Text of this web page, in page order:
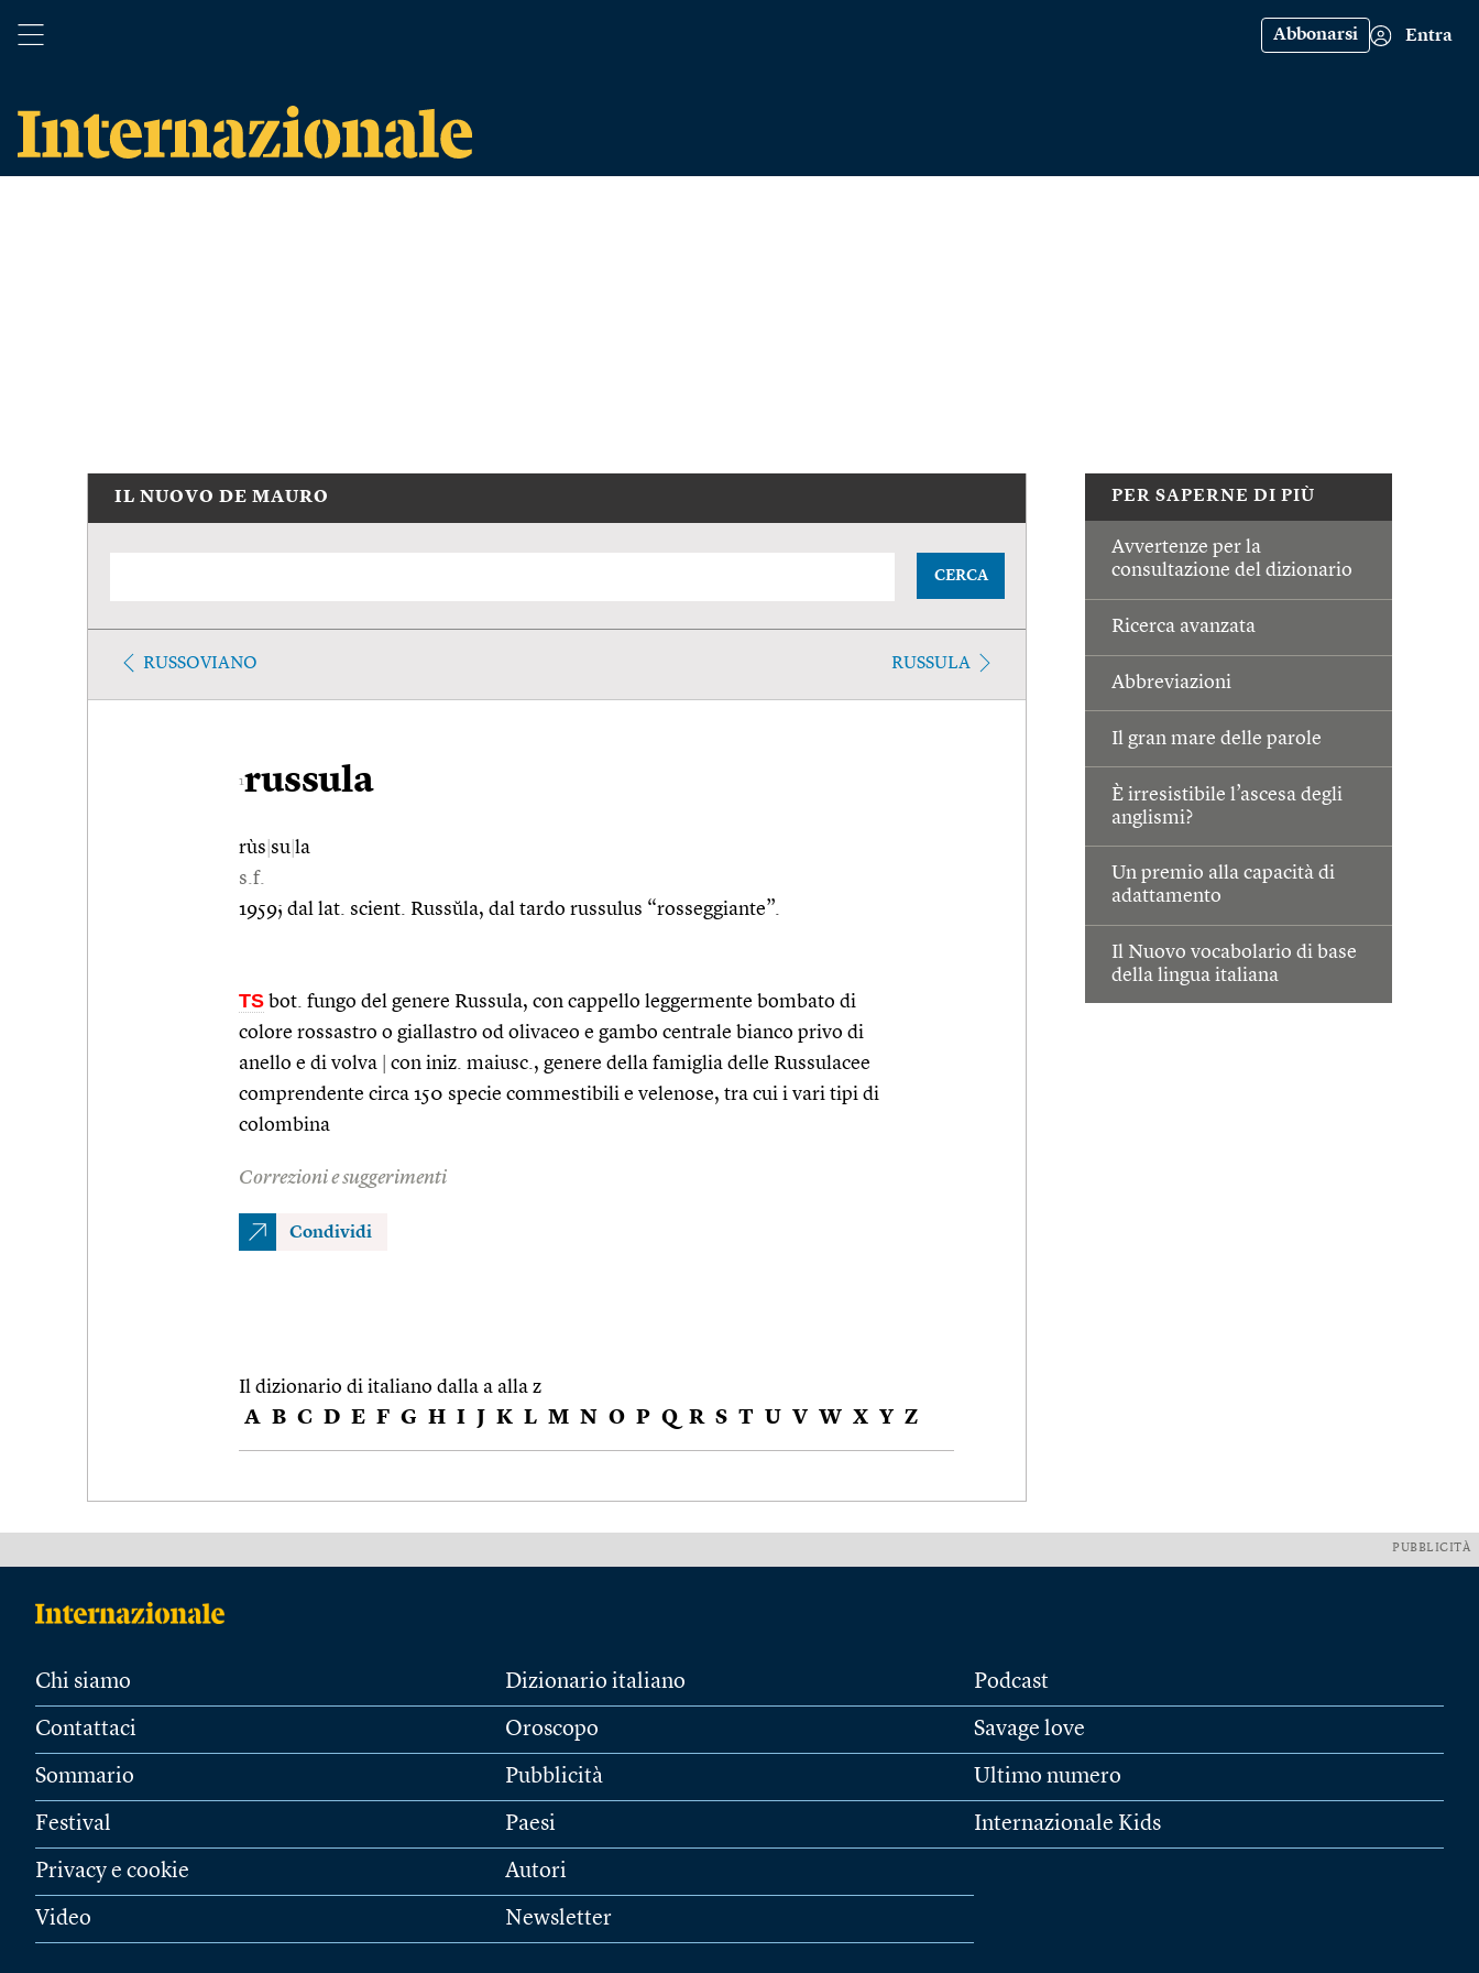
Abbonarsi Entra
PER SAPERNE DI PIÙ
Avvertenze per la
consultazione del dizionario
Ricerca avanzata
Abbreviazioni
Il gran mare delle parole
È irresistibile l’ascesa degli
anglismi?
Un premio alla capacità di
adattamento
Il Nuovo vocabolario di base
della lingua italiana
IL NUOVO DE MAURO
CERCA
RUSSOVIANO RUSSULA
1russula
rùs su la
s.f.
1959; dal lat. scient. Russŭla, dal tardo russulus “rosseggiante”.
TS bot. fungo del genere Russula, con cappello leggermente bombato di
colore rossastro o giallastro od olivaceo e gambo centrale bianco privo di
anello e di volva
con iniz. maiusc., genere della famiglia delle Russulacee
comprendente circa 150 specie commestibili e velenose, tra cui i vari tipi di
colombina
Correzioni e suggerimenti
Condividi
Il dizionario di italiano dalla a alla z
A B C D E F G H I J K L M N O P Q R S T U V W X Y Z
PUBBLICITÀ
Chi siamo
Contattaci
Sommario
Festival
Privacy e cookie
Video
Dizionario italiano
Oroscopo
Pubblicità
Paesi
Autori
Newsletter
Podcast
Savage love
Ultimo numero
Internazionale Kids